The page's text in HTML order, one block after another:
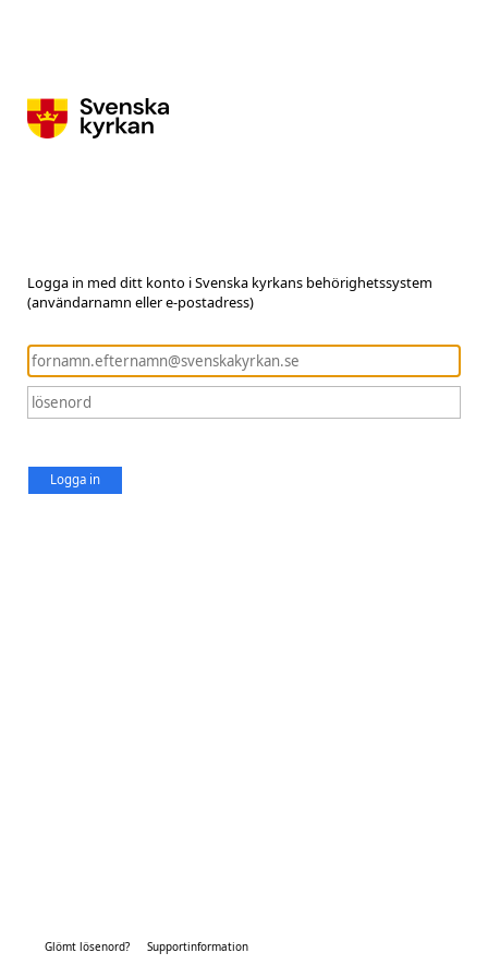
Logga in med ditt konto i Svenska kyrkans behörighetssystem
(användarnamn eller e-postadress)
Logga in
Glömt lösenord? Supportinformation